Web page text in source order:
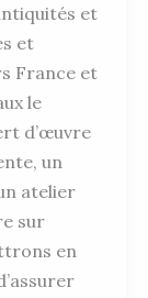
et
et
France et
le
d’œuvre
un
atelier
sur
en